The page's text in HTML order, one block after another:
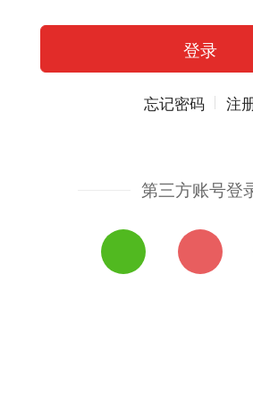
忘记密码 注
第三方账号登